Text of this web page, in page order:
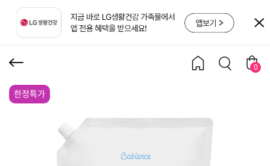
0
센서티브 세탁세제 무향
한정특가